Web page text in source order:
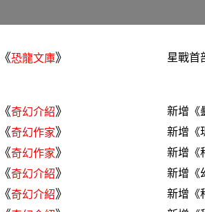
《恐龍文庫》 星戰首
《奇幻介紹》
新增《
《奇幻作家》
新增《
《奇幻作家》
新增《
《奇幻介紹》
新增《
《奇幻介紹》
新增《